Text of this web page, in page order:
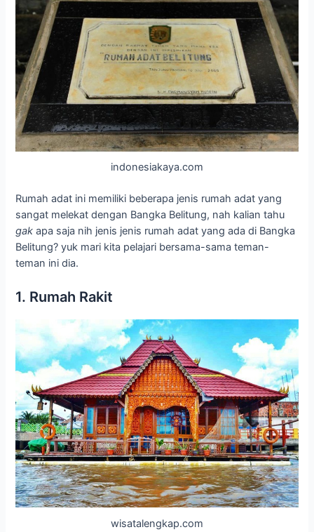
indonesiakaya.com
Rumah adat ini memiliki beberapa jenis rumah adat yang
sangat melekat dengan Bangka Belitung, nah kalian tahu
gak apa saja nih jenis jenis rumah adat yang ada di Bangka
Belitung? yuk mari kita pelajari bersama-sama teman-
teman ini dia.
1. Rumah Rakit
wisatalengkap.com